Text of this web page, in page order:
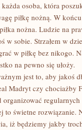
osoba, która
piłkę nożną. W
nożna. Ludzie na
w sobie. Strzałem w
w piłkę bez nikogo.
na pewno się ułoży.
jest to, aby jakoś
Madryt czy chociażby
organizować
świetne rozwiązanie.
iż będziemy jakby